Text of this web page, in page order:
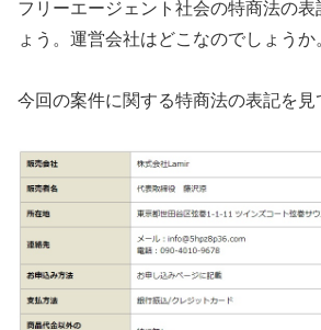
フリーエージェント社会の特商法の
ょう。運営会社はどこなのでしょうか
今回の案件に関する特商法の表記を見